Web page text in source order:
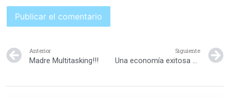
Anterior
Madre Multitasking!!!
Siguiente
Una economía exitosa para una vida feliz